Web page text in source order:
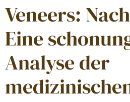
Veneers:
Eine
Analyse der